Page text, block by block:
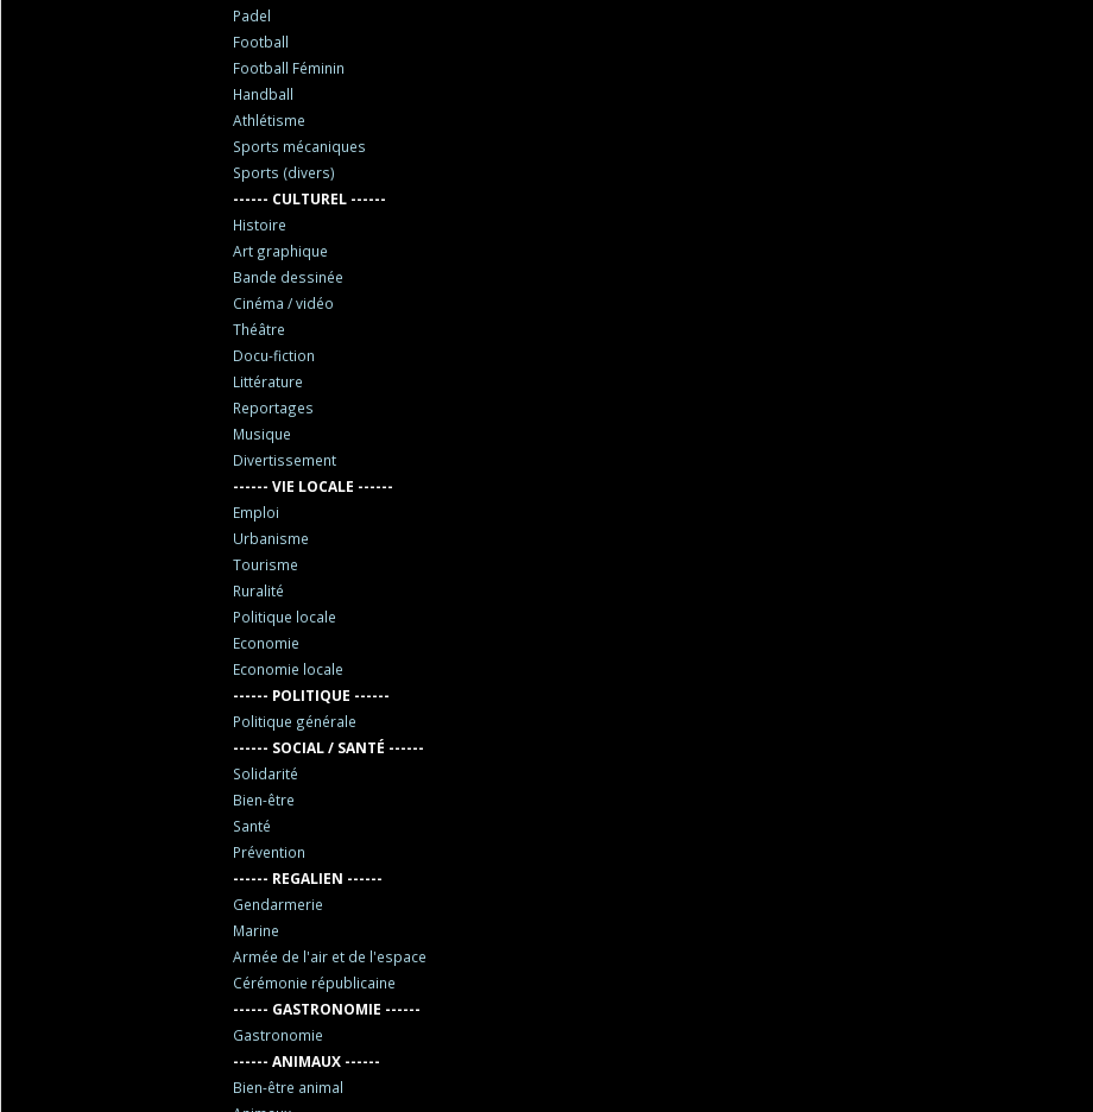
Padel
Football
Football Féminin
Handball
Athlétisme
Sports mécaniques
Sports (divers)
------ CULTUREL ------
Histoire
Art graphique
Bande dessinée
Cinéma / vidéo
Théâtre
Docu-fiction
Littérature
Reportages
Musique
Divertissement
------ VIE LOCALE ------
Emploi
Urbanisme
Tourisme
Ruralité
Politique locale
Economie
Economie locale
------ POLITIQUE ------
Politique générale
------ SOCIAL / SANTÉ ------
Solidarité
Bien-être
Santé
Prévention
------ REGALIEN ------
Gendarmerie
Marine
Armée de l'air et de l'espace
Cérémonie républicaine
------ GASTRONOMIE ------
Gastronomie
------ ANIMAUX ------
Bien-être animal